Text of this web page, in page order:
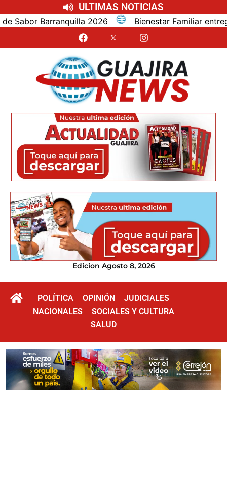
ULTIMAS NOTICIAS
Barranquilla 2026 Bienestar Familiar entrega
Edicion Agosto 8, 2026
POLÍTICA OPINIÓN
JUDICIALES
NACIONALES
SOCIALES Y CULTURA
SALUD